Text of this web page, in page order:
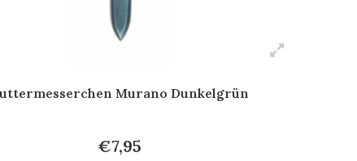
Murano Dunkelgrün
€7,95